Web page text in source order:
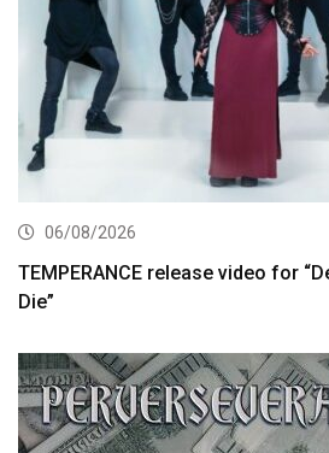
06/08/2026
TEMPERANCE release video for
Die”